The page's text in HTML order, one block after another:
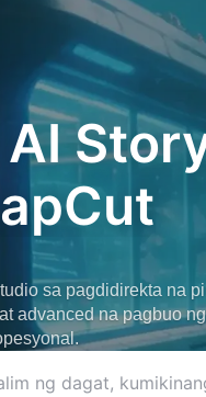
sa pagdidirekta na
advanced na pagbuo